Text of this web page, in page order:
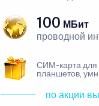
100 МБит
проводной
СИМ-карта для
планшетов,
по акции